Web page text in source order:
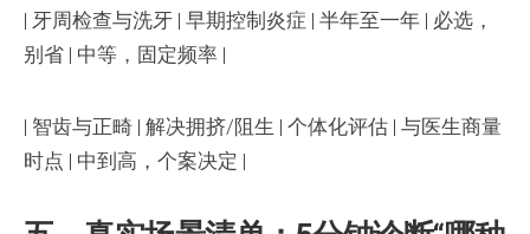
| 牙周检查与洗牙 | 早期控制炎症 | 半年至一年 | 必选，
别省 | 中等，固定频率 |
| 智齿与正畸 | 解决拥挤/阻生 | 个体化评估 | 与医生商量
时点 | 中到高，个案决定 |